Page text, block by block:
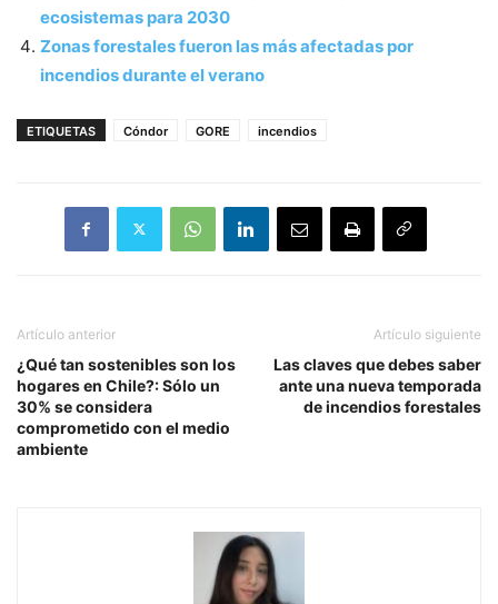
ecosistemas para 2030
Zonas forestales fueron las más afectadas por
incendios durante el verano
ETIQUETAS Cóndor GORE incendios
Artículo anterior
¿Qué tan sostenibles son los
hogares en Chile?: Sólo un
30% se considera
comprometido con el medio
ambiente
Artículo siguiente
Las claves que debes saber
ante una nueva temporada
de incendios forestales